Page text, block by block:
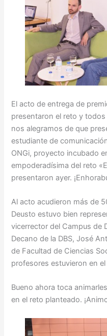
El acto de entrega de
presentaron el reto y
nos alegramos de que
estudiante de
ONGi, proyecto incubado
empoderadísima del reto
presentaron ayer.
Al acto acudieron más de
Deusto estuvo bien
vicerrector del Campus de
Decano de la DBS, José
de Facultad de Ciencias
profesores estuvieron en
Bueno ahora toca
en el reto planteado.